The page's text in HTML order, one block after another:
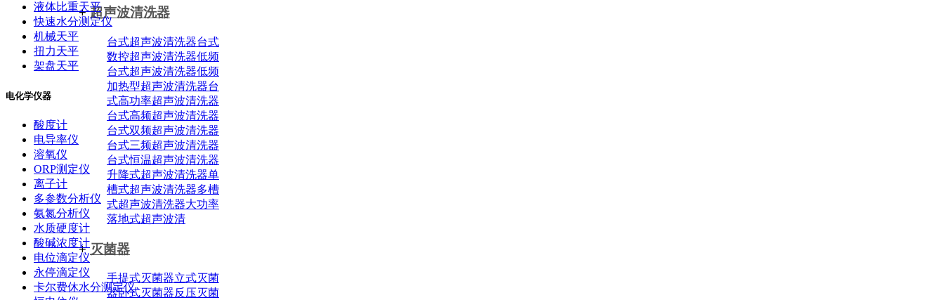
+超声波清洗器
台式超声波清洗器台式
数控超声波清洗器低频
台式超声波清洗器低频
加热型超声波清洗器台
式高功率超声波清洗器
台式高频超声波清洗器
台式双频超声波清洗器
台式三频超声波清洗器
台式恒温超声波清洗器
升降式超声波清洗器单
槽式超声波清洗器多槽
式超声波清洗器大功率
落地式超声波清
+灭菌器
手提式灭菌器立式灭菌
器卧式灭菌器反压灭菌
液体比重天平
快速水分测定仪
机械天平
扭力天平
架盘天平
电化学仪器
酸度计
电导率仪
溶氧仪
ORP测定仪
离子计
多参数分析仪
氨氮分析仪
水质硬度计
酸碱浓度计
电位滴定仪
永停滴定仪
卡尔费休水分测定仪